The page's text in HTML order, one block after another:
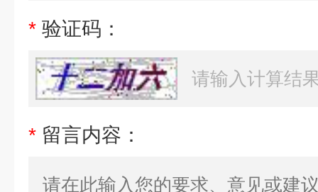
* 验证码：
* 留言内容：